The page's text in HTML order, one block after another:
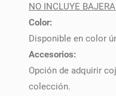
NO INCLUYE
Color:
Disponible en color
Accesorios:
Opción de adquirir
colección.